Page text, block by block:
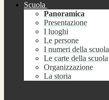
Scuola
Panoramica
Presentazione
I luoghi
Le persone
I numeri della scuola
Le carte della scuola
Organizzazione
La storia